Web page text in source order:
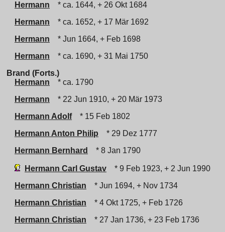
Hermann
* ca. 1644, + 26 Okt 1684
Hermann
* ca. 1652, + 17 Mär 1692
Hermann
* Jun 1664, + Feb 1698
Hermann
* ca. 1690, + 31 Mai 1750
Brand (Forts.)
Hermann
* ca. 1790
Hermann
* 22 Jun 1910, + 20 Mär 1973
Hermann Adolf
* 15 Feb 1802
Hermann Anton Philip
* 29 Dez 1777
Hermann Bernhard
* 8 Jan 1790
Hermann Carl Gustav
* 9 Feb 1923, + 2 Jun 1990
Hermann Christian
* Jun 1694, + Nov 1734
Hermann Christian
* 4 Okt 1725, + Feb 1726
Hermann Christian
* 27 Jan 1736, + 23 Feb 1736